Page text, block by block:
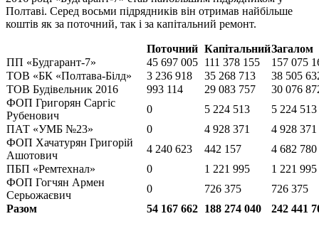
Полтаві. Серед восьми підрядників він отримав найбільше
коштів як за поточний, так і за капітальний ремонт.
Поточний КапітальнийЗагалом
ПП «Будгарант-7»
45 697 005 111 378 155
157 075
ТОВ «БК «Полтава-Бiлд»
3 236 918 35 268 713
38 505
ТОВ Будiвельник 2016
993 114 29 083 757
30 076
ФОП Григорян Саргiс
Рубенович
0 5 224 513
5 224 513
ПАТ «УМБ №23»
0 4 928 371
4 928 371
ФОП Хачатурян Григорiй
Ашотович
4 240 623 442 157
4 682 780
ПБП «Ремтехнал»
0 1 221 995
1 221 995
ФОП Гогчян Армен
Серьожаєвич
0 726 375
726 375
Разом
54 167 662 188 274 040 242 441